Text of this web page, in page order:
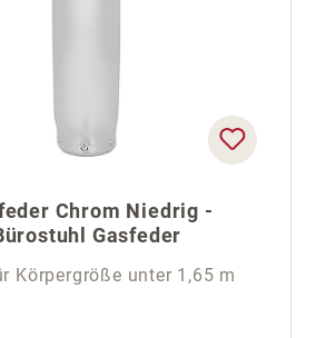
Chrom Niedrig -
Gasfeder
Körpergröße unter 1,65 m